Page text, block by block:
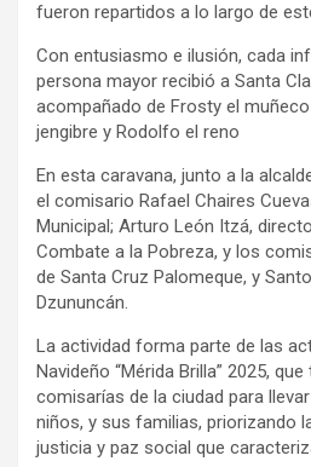
fueron repartidos a lo largo de
Con entusiasmo e ilusión, cada
persona mayor recibió a Santa
acompañado de Frosty el
jengibre y Rodolfo el reno
En esta caravana, junto a la
el comisario Rafael Chaires
Municipal; Arturo León Itzá,
Combate a la Pobreza, y los
de Santa Cruz Palomeque, y
Dzununcán.
La actividad forma parte de las
Navideño “Mérida Brilla” 2025,
comisarías de la ciudad para
niños, y sus familias, priorizando
justicia y paz social que